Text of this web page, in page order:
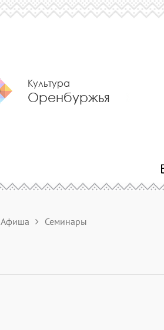
Культура
Оренбуржья
Афиша Семинары